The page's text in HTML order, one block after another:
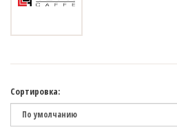
Сортировка: